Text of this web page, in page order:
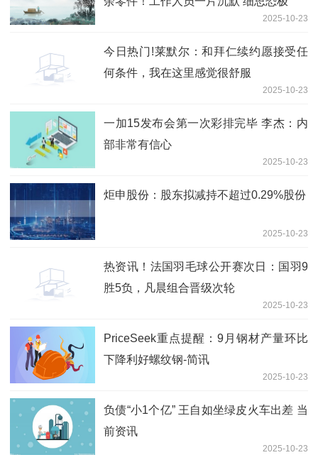
2025-10-23
今日热门!莱默尔：和拜仁续约愿接受任
何条件，我在这里感觉很舒服
2025-10-23
一加15发布会第一次彩排完毕 李杰：内
部非常有信心
2025-10-23
炬申股份：股东拟减持不超过0.29%股份
2025-10-23
热资讯！法国羽毛球公开赛次日：国羽9
胜5负，凡晨组合晋级次轮
2025-10-23
PriceSeek重点提醒：9月钢材产量环比
下降利好螺纹钢-简讯
2025-10-23
负债“小1个亿” 王自如坐绿皮火车出差 当
前资讯
2025-10-23